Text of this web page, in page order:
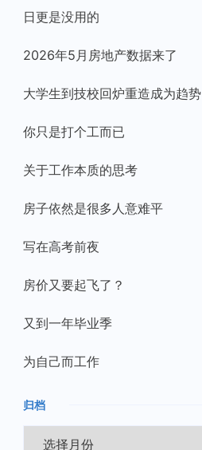
日更是没用的
2026年5月房地产数据来了
大学生到技校回炉重造成为趋势
你只是打个工而已
关于工作本质的思考
房子依然是很多人意难平
写在高考前夜
房价又要起飞了？
又到一年毕业季
为自己而工作
归档